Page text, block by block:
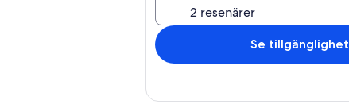
Se tillgänglighet